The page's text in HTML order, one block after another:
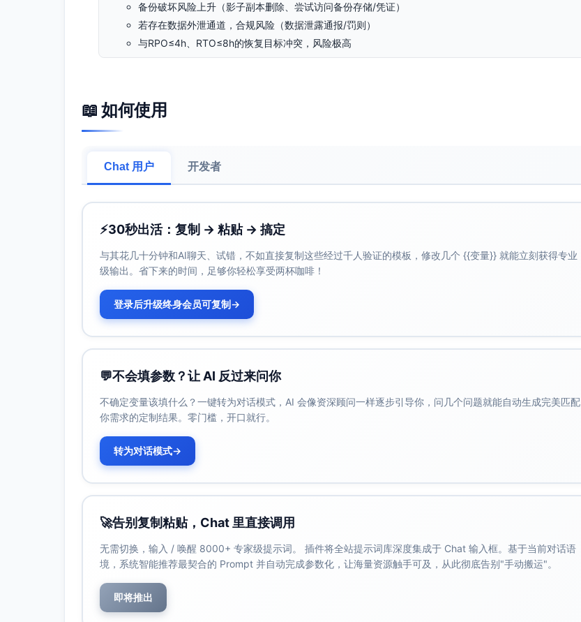
备份破坏风险上升（影子副本删除、尝试访问备份存储/凭证）
若存在数据外泄通道，合规风险（数据泄露通报/罚则）
与RPO≤4h、RTO≤8h的恢复目标冲突，风险极高
紧急程度判断：极高（已处于扩散早期，需立即遏制横向移动）
保护域控与文件服务器（网络和账户层面加固、备份隔离与快照）
提升终端与邮件安全防护（NGAV/EDR、邮件网关+沙箱、宏/脚本执行控制）
建立不可变与离线备份，验证恢复达成RPO/RTO
中长期网络分段、最小权限与持续监测
防护措施建议
技术防护方案（分阶段）
立即（0–24小时）
临时在核心交换/防火墙实施内部ACL：禁止工作站间SMB(445/139)、RDP(3389)、
WinRM(5985/5986)、RPC(135/动态端口49152–65535)；仅允许客户端到必要服务器端口
仅允许跳板机到服务器的RDP；关闭服务器对客户端的入站RDP（除运维跳板机）
IDS/防火墙拦截已知C2、Tor、paste站点、加密器常用下载域名/IP（基于威胁情报订阅）
终端处置
通过AD/EMM/脚本快速隔离已告警主机（切断网络/VPN隔离VLAN）；终止可疑进程（如批量
文件句柄占用、加密进程特征）
用脚本（ASR规则或同类功能）、阻止从%AppData%/%Temp%执行可执行文件
账号与权限
立刻重置受影响用户与高权限账号密码，强制VPN/零信任门户开启MFA
启用账户锁定策略（阈值与时间），收紧域管理员、服务器本地管理员范围
服务器防护
立刻在文件服务器/域控开启/验证：SMB签名、禁用SMBv1、启用Windows防火墙仅放行需要
📖 如何使用
Chat 用户 开发者
⚡30秒出活：复制 → 粘贴 → 搞定
与其花几十分钟和AI聊天、试错，不如直接复制这些经过千人验证的模板，修改几个 {{变量}} 就能立刻获得专业
级输出。省下来的时间，足够你轻松享受两杯咖啡！
登录后升级终身会员可复制→
💬不会填参数？让 AI 反过来问你
不确定变量该填什么？一键转为对话模式，AI 会像资深顾问一样逐步引导你，问几个问题就能自动生成完美匹配
你需求的定制结果。零门槛，开口就行。
转为对话模式→
🚀告别复制粘贴，Chat 里直接调用
无需切换，输入 / 唤醒 8000+ 专家级提示词。 插件将全站提示词库深度集成于 Chat 输入框。基于当前对话语
境，系统智能推荐最契合的 Prompt 并自动完成参数化，让海量资源触手可及，从此彻底告别"手动搬运"。
即将推出